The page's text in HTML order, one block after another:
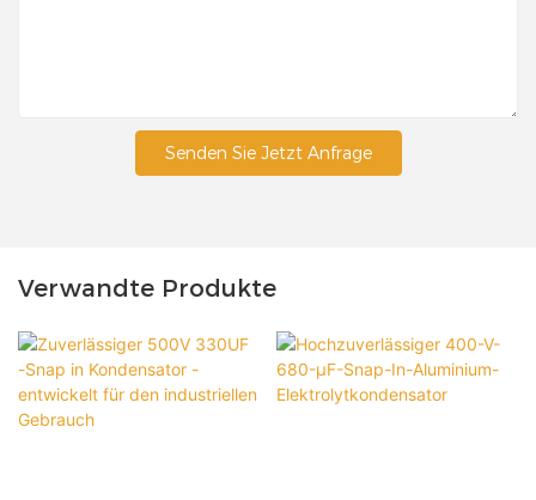
Senden Sie Jetzt Anfrage
Verwandte Produkte